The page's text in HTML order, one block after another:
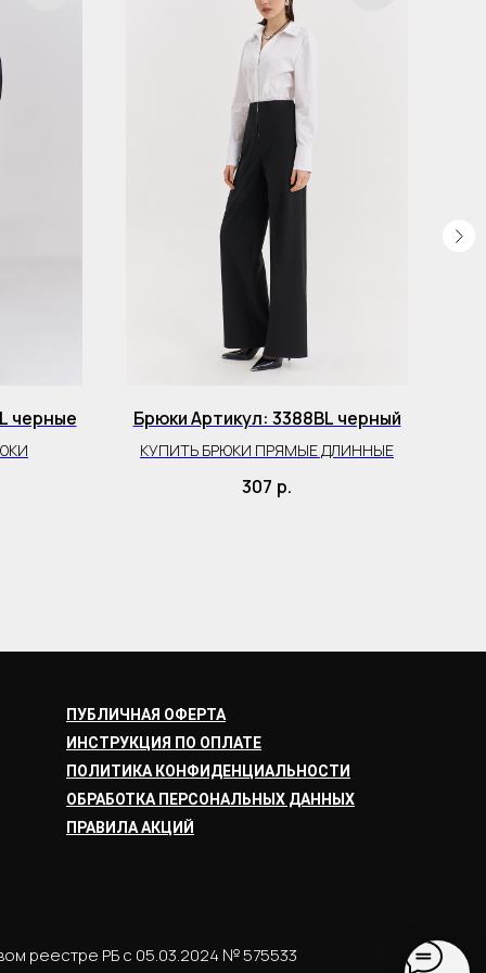
черные Брюки Артикул: 3388BL черный
КУПИТЬ БРЮКИ ПРЯМЫЕ ДЛИННЫЕ
307 р.
ПУБЛИЧНАЯ ОФЕРТА
ИНСТРУКЦИЯ ПО ОПЛАТЕ
ПОЛИТИКА КОНФИДЕНЦИАЛЬНОСТИ
ОБРАБОТКА ПЕРСОНАЛЬНЫХ ДАННЫХ
ПРАВИЛА АКЦИЙ
реестре РБ с 05.03.2024 № 575533